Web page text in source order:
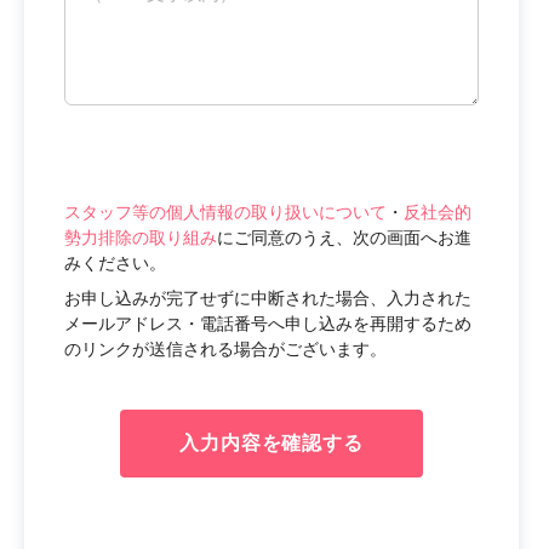
スタッフ等の個人情報の取り扱いについて ・ 反社会的
勢力排除の取り組みにご同意のうえ、次の画面へお進
みください。
お申し込みが完了せずに中断された場合、入力された
メールアドレス・電話番号へ申し込みを再開するため
のリンクが送信される場合がございます。
入力内容を確認する